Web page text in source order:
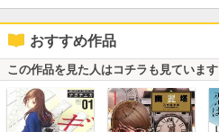
おすすめ作品
この作品を見た人はコチラも見ています